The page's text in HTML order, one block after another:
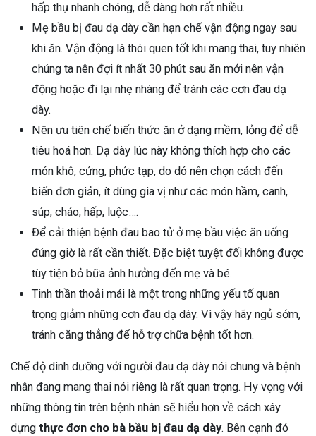
hấp thụ nhanh chóng, dễ dàng hơn rất nhiều.
Mẹ bầu bị đau dạ dày cần hạn chế vận động ngay sau
khi ăn. Vận động là thói quen tốt khi mang thai, tuy nhiên
chúng ta nên đợi ít nhất 30 phút sau ăn mới nên vận
động hoặc đi lại nhẹ nhàng để tránh các cơn đau dạ
dày.
Nên ưu tiên chế biến thức ăn ở dạng mềm, lỏng để dễ
tiêu hoá hơn. Dạ dày lúc này không thích hợp cho các
món khô, cứng, phức tạp, do dó nên chọn cách đến
biến đơn giản, ít dùng gia vị như các món hầm, canh,
súp, cháo, hấp, luộc….
Để cải thiện bệnh đau bao tử ở mẹ bầu việc ăn uống
đúng giờ là rất cần thiết. Đặc biệt tuyệt đối không được
tùy tiện bỏ bữa ảnh hưởng đến mẹ và bé.
Tinh thần thoải mái là một trong những yếu tố quan
trọng giảm những cơn đau dạ dày. Vì vậy hãy ngủ sớm,
tránh căng thẳng để hỗ trợ chữa bệnh tốt hơn.
Chế độ dinh dưỡng với người đau dạ dày nói chung và bệnh
nhân đang mang thai nói riêng là rất quan trọng. Hy vọng với
những thông tin trên bệnh nhân sẽ hiểu hơn về cách xây
dựng thực đơn cho bà bầu bị đau dạ dày. Bên cạnh đó